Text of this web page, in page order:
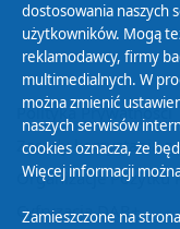
Polityka Prywatności
Zasady korzystania z
Organizacje Pożytku
Cyfryzacja DAB+
dostosowania naszych
użytkowników. Mogą
reklamodawcy, firmy
multimedialnych. W
można zmienić
naszych serwisów
cookies oznacza, że
Więcej informacji
Zamieszczone na